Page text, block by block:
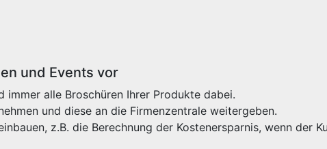
und Events vor
immer alle Broschüren Ihrer Produkte dabei.
und diese an die Firmenzentrale weitergeben.
z.B. die Berechnung der Kostenersparnis, wenn der